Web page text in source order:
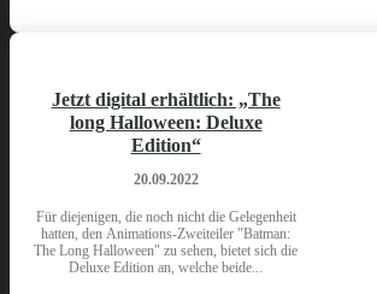
Jetzt digital erhältlich: „The
long Halloween: Deluxe
Edition“
20.09.2022
Für diejenigen, die noch nicht die Gelegenheit
hatten, den Animations-Zweiteiler "Batman:
The Long Halloween" zu sehen, bietet sich die
Deluxe Edition an, welche beide...